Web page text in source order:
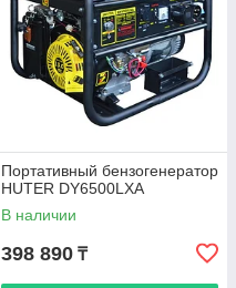
Портативный бензогенератор
HUTER DY6500LXA
В наличии
398 890 ₸